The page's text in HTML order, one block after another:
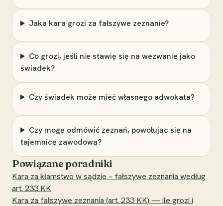
Jaka kara grozi za fałszywe zeznanie?
Co grozi, jeśli nie stawię się na wezwanie jako
świadek?
Czy świadek może mieć własnego adwokata?
Czy mogę odmówić zeznań, powołując się na
tajemnicę zawodową?
Powiązane poradniki
Kara za kłamstwo w sądzie – fałszywe zeznania według
art. 233 KK
Kara za fałszywe zeznania (art. 233 KK) — ile grozi i